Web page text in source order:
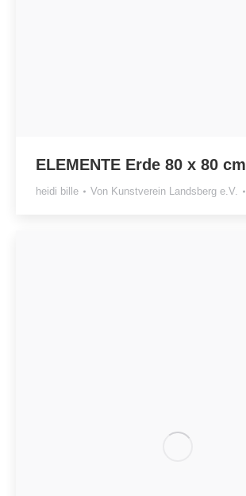
ELEMENTE Erde 80 x 80 cm
heidi bille Von Kunstverein Landsberg e.V.